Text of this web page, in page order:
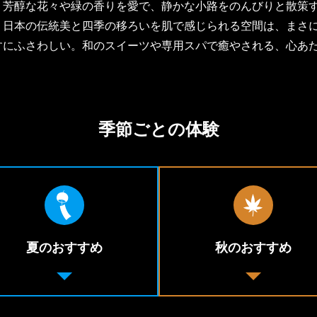
醇な花々や緑の香りを愛で、静かな小路をのんびりと散策
本の伝統美と四季の移ろいを肌で感じられる空間は、まさ
ふさわしい。和のスイーツや専用スパで癒やされる、心あ
季節ごとの体験
夏のおすすめ 秋のおすすめ